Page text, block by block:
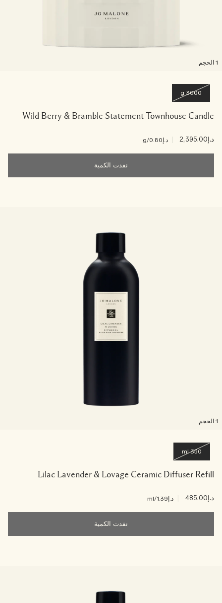
3000 g
Wild Berry & Bramble Statement Townhouse Candle
د.إ2,395.00 د.إ0.80 /g
نفدت الكمية
350 ml
Lilac Lavender & Lovage Ceramic Diffuser Refill
د.إ485.00 د.إ1.39 /ml
نفدت الكمية